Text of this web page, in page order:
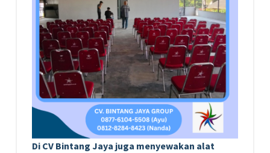
Di CV Bintang Jaya juga menyewakan alat